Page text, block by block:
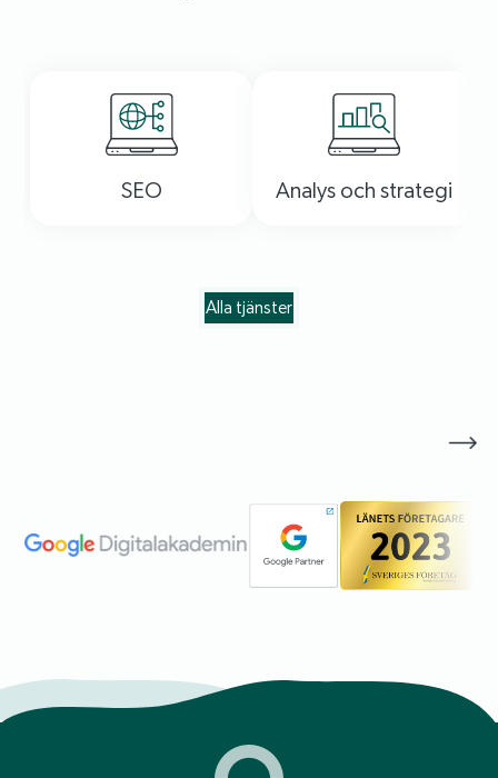
SEO Analys och strategi
Alla tjänster